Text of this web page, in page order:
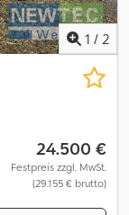
1 / 2
24.500 €
Festpreis zzgl. MwSt.
(29.155 € brutto)